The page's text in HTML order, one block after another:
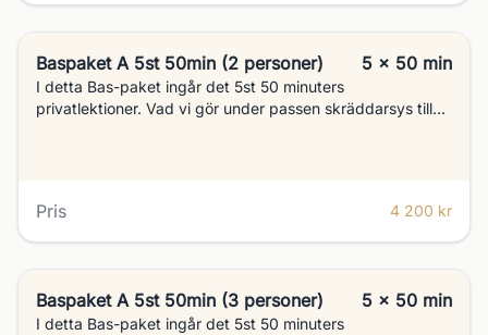
Baspaket A 5st 50min (2 personer) 5 x 50 min
I detta Bas-paket ingår det 5st 50 minuters
privatlektioner. Vad vi gör under passen skräddarsys till
Pris 4 200 kr
Baspaket A 5st 50min (3 personer) 5 x 50 min
I detta Bas-paket ingår det 5st 50 minuters